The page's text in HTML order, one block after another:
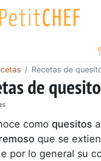
Recetas de
de
como quesitos
que se
por lo general su